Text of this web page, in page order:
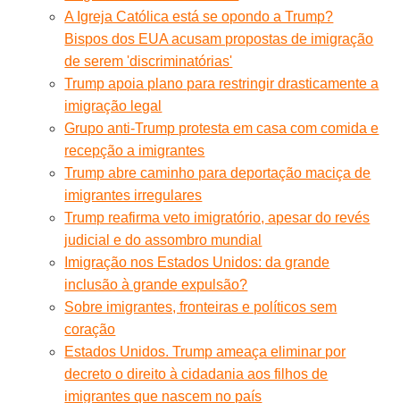
A Igreja Católica está se opondo a Trump?
Bispos dos EUA acusam propostas de imigração
de serem 'discriminatórias'
Trump apoia plano para restringir drasticamente a
imigração legal
Grupo anti-Trump protesta em casa com comida e
recepção a imigrantes
Trump abre caminho para deportação maciça de
imigrantes irregulares
Trump reafirma veto imigratório, apesar do revés
judicial e do assombro mundial
Imigração nos Estados Unidos: da grande
inclusão à grande expulsão?
Sobre imigrantes, fronteiras e políticos sem
coração
Estados Unidos. Trump ameaça eliminar por
decreto o direito à cidadania aos filhos de
imigrantes que nascem no país